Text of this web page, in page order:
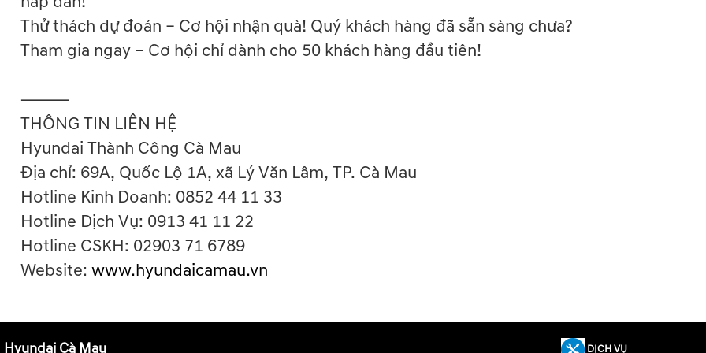
Thử thách dự đoán – Cơ hội nhận quà! Quý khách hàng đã sẵn sàng chưa?
Tham gia ngay – Cơ hội chỉ dành cho 50 khách hàng đầu tiên!
⸻
THÔNG TIN LIÊN HỆ
Hyundai Thành Công Cà Mau
Địa chỉ: 69A, Quốc Lộ 1A, xã Lý Văn Lâm, TP. Cà Mau
Hotline Kinh Doanh: 0852 44 11 33
Hotline Dịch Vụ: 0913 41 11 22
Hotline CSKH: 02903 71 6789
Website: www.hyundaicamau.vn
Hyundai Cà Mau DỊCH VỤ